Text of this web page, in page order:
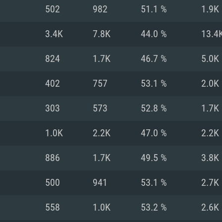
11: AMD
660. La
le jeu est de
Carte graphique
drivers: Nvidia
570 et plus.
Connection:
supportés)
(Mac), ou
minimale
ne sont pas
Mémoire: 8 GB
Carte graphique:
support de Metal
Connection:
les derniers
pour AMD
Carte graphique:
drivers (moins
(Radeon RX
502 982 51.1 % 1.9K
3.4K 7.8K 44.0 %
824 1.7K 46.7 % 5.0K
402 757 53.1 % 2.0K
303 573 52.8 % 1.7K
1.0K 2.2K 47.0 % 2.2K
886 1.7K 49.5 % 3.8K
500 941 53.1 % 2.7K
558 1.0K 53.2 % 2.6K